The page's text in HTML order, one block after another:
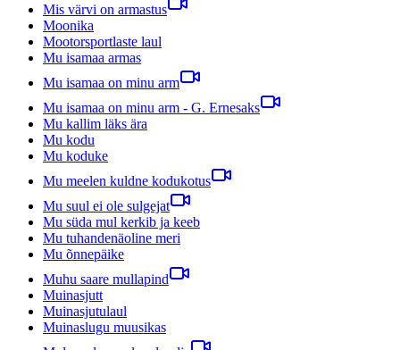
Mis värvi on armastus
Moonika
Mootorsportlaste laul
Mu isamaa armas
Mu isamaa on minu arm
Mu isamaa on minu arm - G. Ernesaks
Mu kallim läks ära
Mu kodu
Mu koduke
Mu meelen kuldne kodukotus
Mu suul ei ole sulgejat
Mu süda mul kerkib ja keeb
Mu tuhandenäoline meri
Mu õnnepäike
Muhu saare mullapind
Muinasjutt
Muinasjutulaul
Muinaslugu muusikas